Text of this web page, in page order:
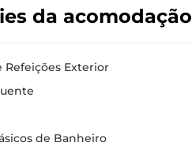
da acomodação
Refeições Exterior
de Banheiro